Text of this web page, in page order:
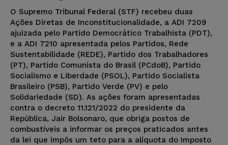
O Supremo Tribunal Federal (STF) recebeu duas
Ações Diretas de Inconstitucionalidade, a ADI 7209
ajuizada pelo Partido Democrático Trabalhista (PDT),
e a ADI 7210 apresentada pelos Partidos, Rede
Sustentabilidade (REDE), Partido dos Trabalhadores
(PT), Partido Comunista do Brasil (PCdoB), Partido
Socialismo e Liberdade (PSOL), Partido Socialista
Brasileiro (PSB), Partido Verde (PV) e pelo
Solidariedade (SD). As ações foram apresentadas
contra o decreto 11.121/2022 do presidente da
República, Jair Bolsonaro, que obriga postos de
combustíveis a informar os preços praticados antes
da lei que impôs um teto para a alíquota do Imposto